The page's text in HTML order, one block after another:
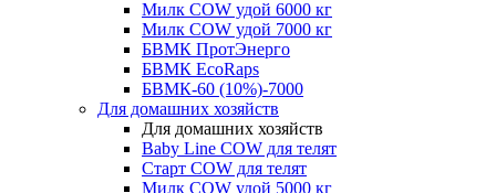
Милк COW удой 6000 кг
Милк COW удой 7000 кг
БВМК ПротЭнерго
БВМК EcoRaps
БВМК-60 (10%)-7000
Для домашних хозяйств
Для домашних хозяйств
Baby Line COW для телят
Старт COW для телят
Милк COW удой 5000 кг